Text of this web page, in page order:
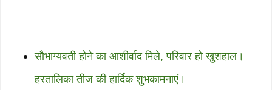
सौभाग्यवती होने का आशीर्वाद मिले, परिवार हो खुशहाल।
हरतालिका तीज की हार्दिक शुभकामनाएं।